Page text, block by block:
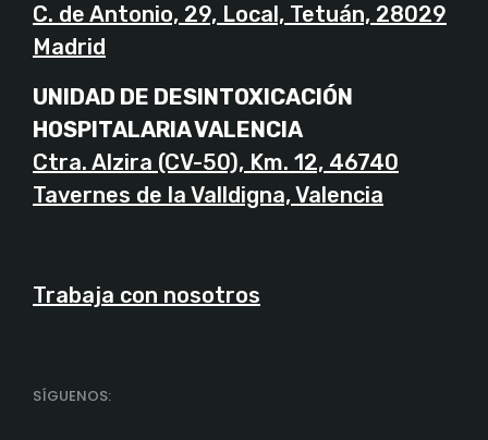
C. de Antonio, 29, Local, Tetuán, 28029
Madrid
UNIDAD DE DESINTOXICACIÓN
HOSPITALARIA VALENCIA
Ctra. Alzira (CV-50), Km. 12, 46740
Tavernes de la Valldigna, Valencia
Trabaja con nosotros
SÍGUENOS: